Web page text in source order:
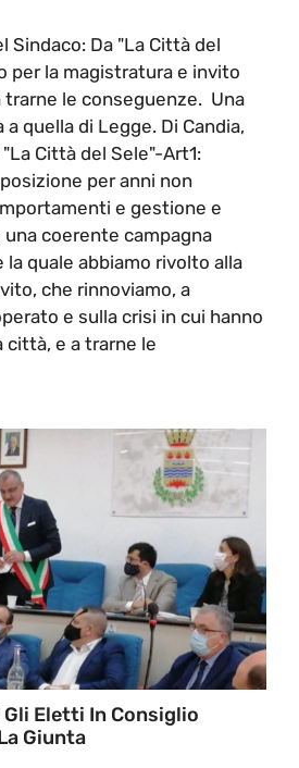
Sindaco: Da "La Città del
per la magistratura e invito
trarne le conseguenze. Una
quella di Legge. Di Candia,
Città del Sele"-Art1:
per anni non
e gestione e
coerente campagna
quale abbiamo rivolto alla
che rinnoviamo, a
e sulla crisi in cui hanno
e a trarne le
Eletti In Consiglio
Giunta